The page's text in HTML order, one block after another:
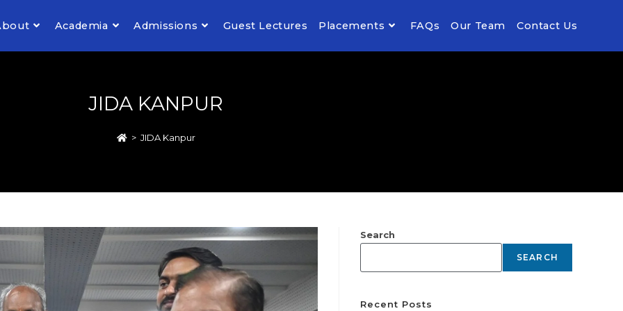
Academia Admissions Guest Lectures Placements FAQs Our Team Contact Us
JIDA KANPUR
> JIDA Kanpur
Search
SEARCH
Recent Posts